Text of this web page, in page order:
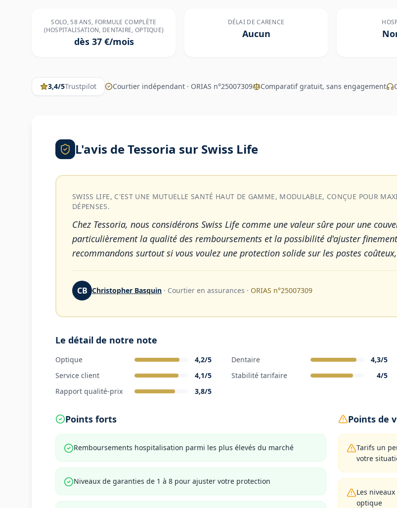
SOLO, 58 ANS, FORMULE COMPLÈTE
(HOSPITALISATION, DENTAIRE, OPTIQUE)
dès 37 €/mois
DÉLAI DE CARENCE
Aucun
3,4/5Trustpilot Courtier indépendant · ORIAS n°25007309 Comparatif gratuit, sans engagement
L'avis de Tessoria sur Swiss Life
SWISS LIFE, C'EST UNE MUTUELLE SANTÉ HAUT DE GAMME, MODULABLE, CONÇUE POUR
DÉPENSES.
Chez Tessoria, nous considérons Swiss Life comme une valeur sûre pour une
particulièrement la qualité des remboursements et la possibilité d'ajuster
recommandons surtout si vous voulez une protection solide sur les postes
CB Christopher Basquin · Courtier en assurances · ORIAS n°25007309
Le détail de notre note
Optique 4,2/5 Dentaire 4,3/5
Service client
4,1/5 Stabilité tarifaire 4/5
Rapport qualité-prix
3,8/5
Points forts
Remboursements hospitalisation parmi les plus élevés du marché
Niveaux de garanties de 1 à 8 pour ajuster votre protection
Points de
Tarifs un
votre
Les
optique